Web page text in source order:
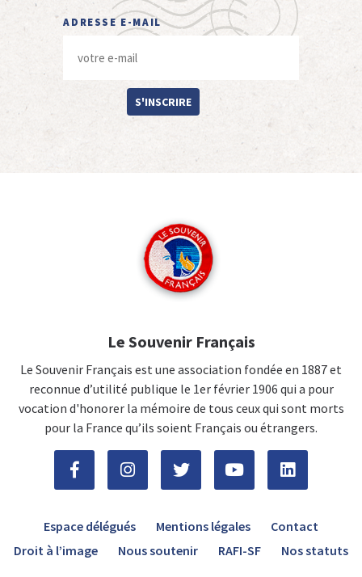
ADRESSE E-MAIL
S'INSCRIRE
Le Souvenir Français
Le Souvenir Français est une association fondée en 1887 et
reconnue d’utilité publique le 1er février 1906 qui a pour
vocation d'honorer la mémoire de tous ceux qui sont morts
pour la France qu’ils soient Français ou étrangers.
Espace délégués Mentions légales
Contact
Droit à l’image
Nous soutenir RAFI-SF Nos statuts